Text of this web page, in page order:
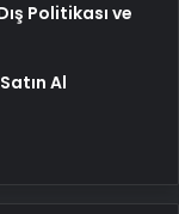
Politikası ve
Al